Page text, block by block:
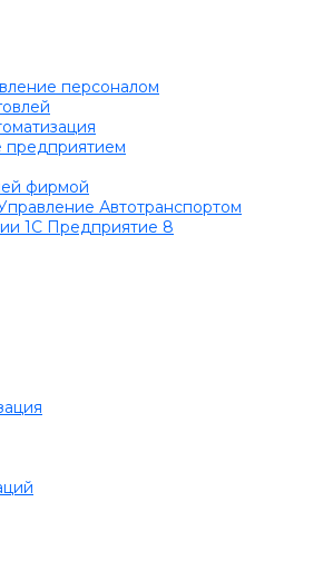
персоналом
предприятием
фирмой
Автотранспортом
1С Предприятие 8